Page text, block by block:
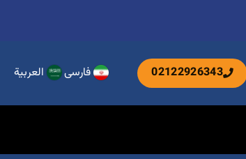
02122926343
فارسی العربية